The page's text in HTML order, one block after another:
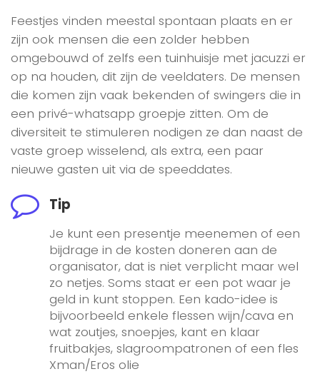
Feestjes vinden meestal spontaan plaats en er
zijn ook mensen die een zolder hebben
omgebouwd of zelfs een tuinhuisje met jacuzzi er
op na houden, dit zijn de veeldaters. De mensen
die komen zijn vaak bekenden of swingers die in
een privé-whatsapp groepje zitten. Om de
diversiteit te stimuleren nodigen ze dan naast de
vaste groep wisselend, als extra, een paar
nieuwe gasten uit via de speeddates.
Tip
Je kunt een presentje meenemen of een
bijdrage in de kosten doneren aan de
organisator, dat is niet verplicht maar wel
zo netjes. Soms staat er een pot waar je
geld in kunt stoppen. Een kado-idee is
bijvoorbeeld enkele flessen wijn/cava en
wat zoutjes, snoepjes, kant en klaar
fruitbakjes, slagroompatronen of een fles
Xman/Eros olie